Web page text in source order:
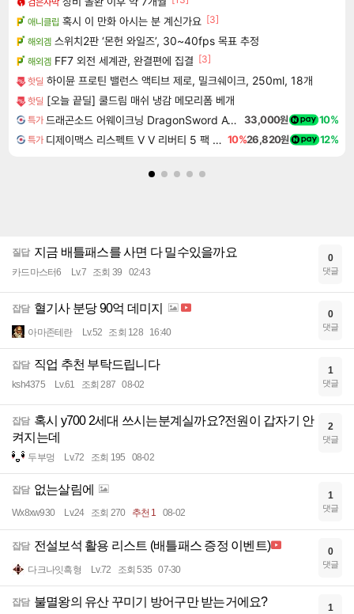
애니클립 혹시 이 만화 아시는 분 계신가요 [3]
해외겜 스위치2판 ‘몬헌 와일즈’, 30~40fps 목표 추정
해외겜 FF7 외전 세계관, 완결편에 집결 [3]
핫딜 하이뮨 프로틴 밸런스 액티브 제로, 밀크쉐이크, 250ml, 18개
핫딜 [오늘 끝딜] 쿨드림 매쉬 냉감 메모리폼 베개
특가 드래곤소드 어웨이크닝 DragonSword Awakening 33,000원 10%
특가 디제이맥스 리스펙트 V V 리버티 5 팩 DJMAX RESPECT V V Liberty 5 Pack DLC 10%26,820원 12%
질답 지금 배틀패스를 사면 다 밀수있을까요
카드마스터6 Lv.7 조회 39 02:43
0
댓글
잡담 혈기사 분당 90억 데미지
아마존테란 Lv.52 조회 128 16:40
0
댓글
잡담 직업 추천 부탁드립니다
ksh4375 Lv.61 조회 287 08-02
1
댓글
잡담 혹시 y700 2세대 쓰시는분계실까요?전원이 갑자기 안
켜지는데
두부멍 Lv.72 조회 195 08-02
2
댓글
잡담 없는살림에
Wx8xw930 Lv.24 조회 270 추천 1 08-02
1
댓글
잡담 전설보석 활용 리스트 (배틀패스 증정 이벤트)
다크나잇흑형 Lv.72 조회 535 07-30
0
댓글
잡담 불멸왕의 유산 꾸미기 방어구만 받는거에요? 1